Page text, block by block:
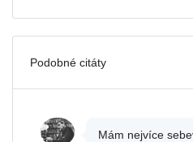
Podobné citáty
Mám nejvíce